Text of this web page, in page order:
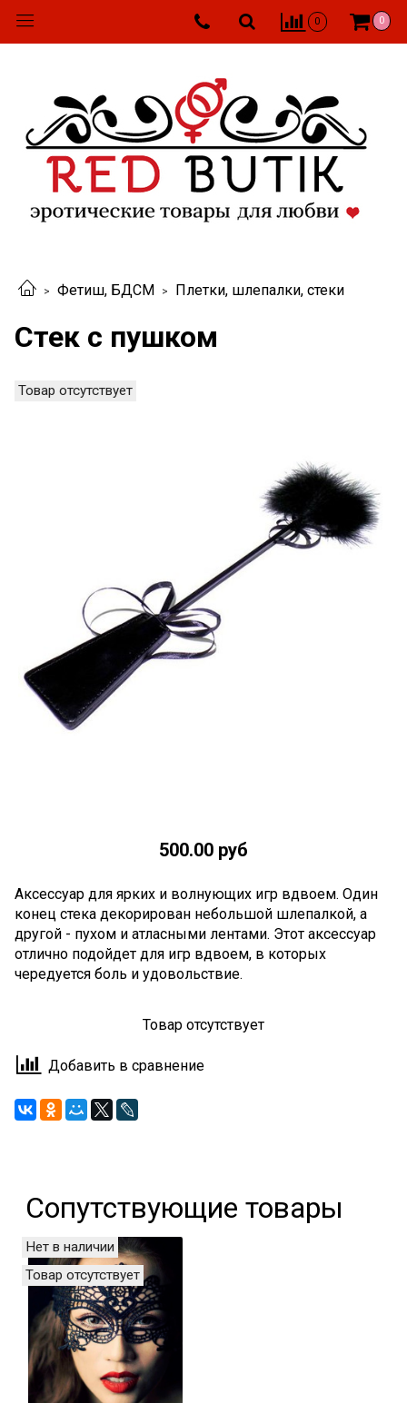
0 0
Фетиш, БДСМ Плетки, шлепалки, стеки
Стек с пушком
Товар отсутствует
500.00 руб
Аксессуар для ярких и волнующих игр вдвоем. Один
конец стека декорирован небольшой шлепалкой, а
другой - пухом и атласными лентами. Этот аксессуар
отлично подойдет для игр вдвоем, в которых
чередуется боль и удовольствие.
Товар отсутствует
Добавить в сравнение
Сопутствующие товары
Нет в наличии
Товар отсутствует